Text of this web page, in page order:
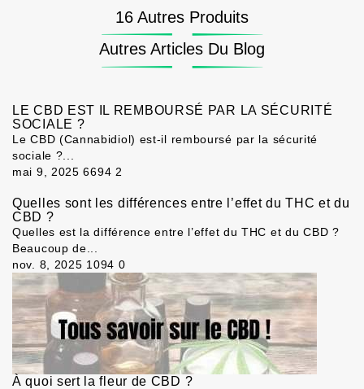
16 Autres Produits
Autres Articles Du Blog
LE CBD EST IL REMBOURSÉ PAR LA SÉCURITÉ
SOCIALE ?
Le CBD (Cannabidiol) est-il remboursé par la sécurité
sociale ?...
mai 9, 2025 6694 2
Quelles sont les différences entre l’effet du THC et du
CBD ?
Quelles est la différence entre l’effet du THC et du CBD ?
Beaucoup de...
nov. 8, 2025 1094 0
À quoi sert la fleur de CBD ?